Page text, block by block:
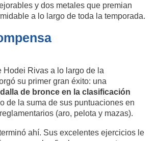
y dos metales que premian
a lo largo de toda la temporada.
Hodei Rivas a lo largo de la
su primer gran éxito: una
de bronce en la clasificación
de la suma de sus puntuaciones en
(aro, pelota y mazas).
ahí. Sus excelentes ejercicios le